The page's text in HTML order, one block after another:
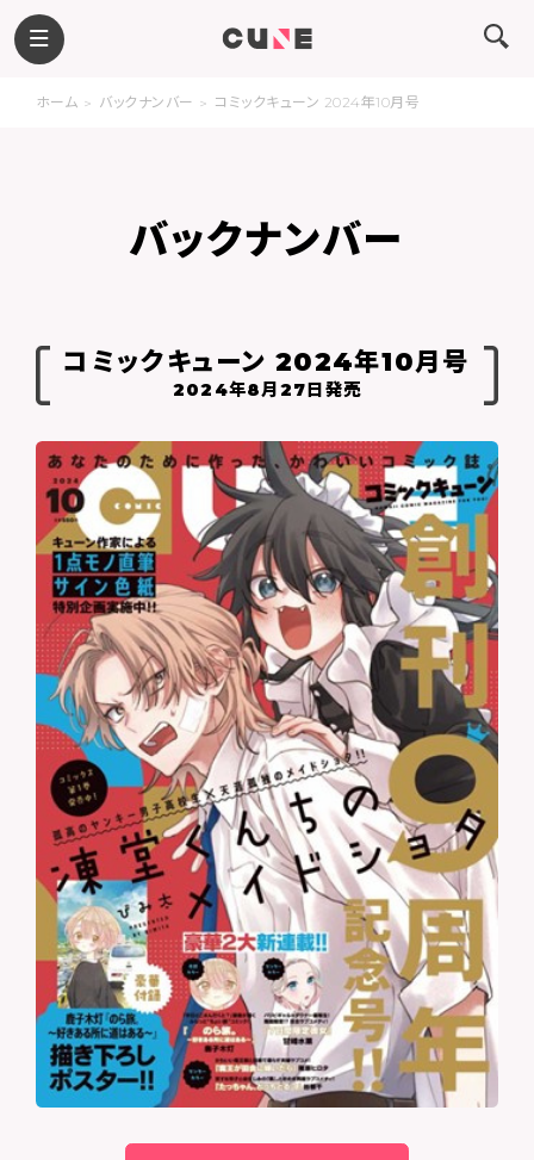
ホーム バックナンバー コミックキューン 2024年10月号
バックナンバー
コミックキューン 2024年10月号
2024年8月27日発売